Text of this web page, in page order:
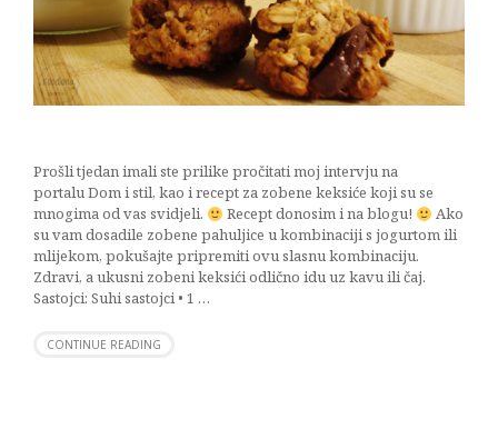
Prošli tjedan imali ste prilike pročitati moj intervju na
portalu Dom i stil, kao i recept za zobene keksiće koji su se
mnogima od vas svidjeli.
Recept donosim i na blogu!
Ako
su vam dosadile zobene pahuljice u kombinaciji s jogurtom ili
mlijekom, pokušajte pripremiti ovu slasnu kombinaciju.
Zdravi, a ukusni zobeni keksići odlično idu uz kavu ili čaj.
Sastojci: Suhi sastojci • 1 …
CONTINUE READING